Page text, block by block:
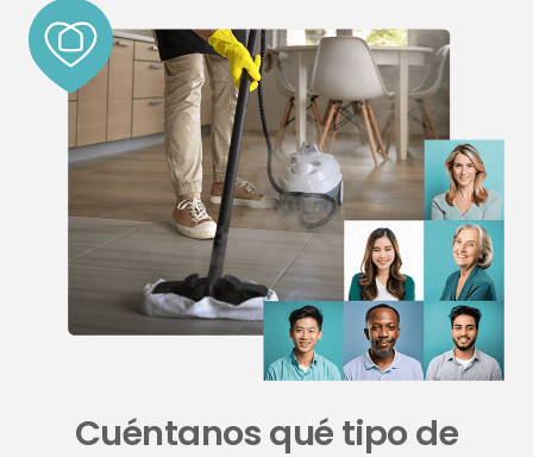
Cuéntanos qué tipo de